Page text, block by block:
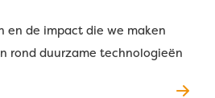
en de impact die we maken
rond duurzame technologieën